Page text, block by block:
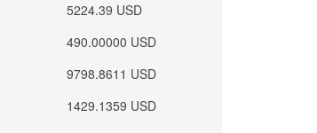
5224.39 USD
490.00000 USD
9798.8611 USD
1429.1359 USD